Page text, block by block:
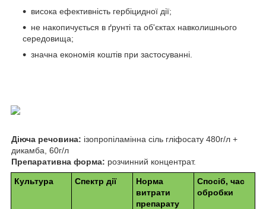
висока ефективність гербіцидної дії;
не накопичується в ґрунті та об'єктах навколишнього
середовища;
значна економія коштів при застосуванні.
Діюча речовина: ізопропіламінна сіль гліфосату 480г/л +
дикамба, 60г/л
Препаративна форма: розчинний концентрат.
Культура Спектр дії
Норма
витрати
препарату
Спосіб, час
обробки